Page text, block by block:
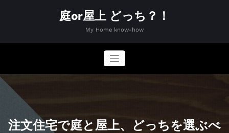
ス
キ
庭or屋上 どっち？！
My Home know-how
注文住宅で庭と屋上、どっちを選ぶべ